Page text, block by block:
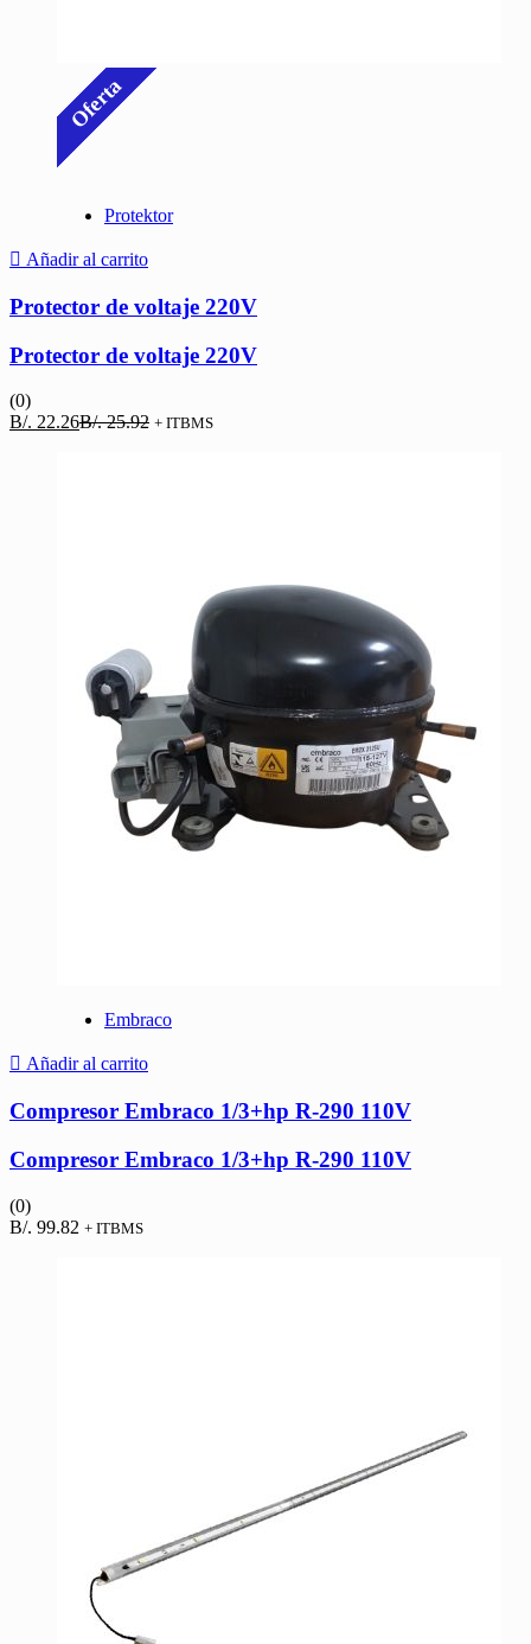
Oferta
Protektor
Añadir al carrito
Protector de voltaje 220V
Protector de voltaje 220V
(0)
B/. 22.26El
B/.25.92 El
+ ITBMS
Embraco
Añadir al carrito
Compresor Embraco 1/3+hp R-290 110V
Compresor Embraco 1/3+hp R-290 110V
(0)
B/. 99.82 + ITBMS